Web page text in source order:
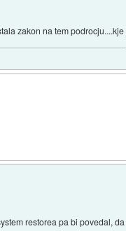
zakon na tem
restorea pa bi povedal,